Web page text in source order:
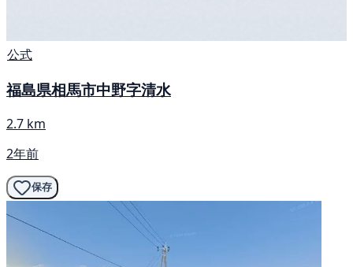
公式
福島県相馬市中野字清水
2.7 km
2年前
保存